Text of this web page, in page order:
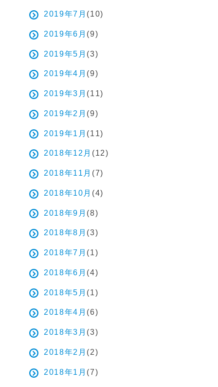
2019年7月 (10)
2019年6月 (9)
2019年5月 (3)
2019年4月 (9)
2019年3月 (11)
2019年2月 (9)
2019年1月 (11)
2018年12月 (12)
2018年11月 (7)
2018年10月 (4)
2018年9月 (8)
2018年8月 (3)
2018年7月 (1)
2018年6月 (4)
2018年5月 (1)
2018年4月 (6)
2018年3月 (3)
2018年2月 (2)
2018年1月 (7)